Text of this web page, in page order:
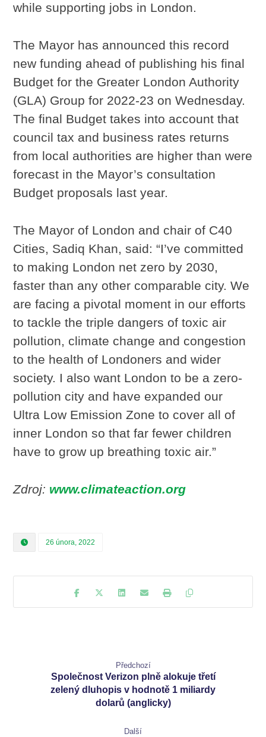
while supporting jobs in London.
The Mayor has announced this record
new funding ahead of publishing his final
Budget for the Greater London Authority
(GLA) Group for 2022-23 on Wednesday.
The final Budget takes into account that
council tax and business rates returns
from local authorities are higher than were
forecast in the Mayor’s consultation
Budget proposals last year.
The Mayor of London and chair of C40
Cities, Sadiq Khan, said: “I’ve committed
to making London net zero by 2030,
faster than any other comparable city. We
are facing a pivotal moment in our efforts
to tackle the triple dangers of toxic air
pollution, climate change and congestion
to the health of Londoners and wider
society. I also want London to be a zero-
pollution city and have expanded our
Ultra Low Emission Zone to cover all of
inner London so that far fewer children
have to grow up breathing toxic air.”
Zdroj: www.climateaction.org
26 února, 2022
Předchozí
Společnost Verizon plně alokuje třetí
zelený dluhopis v hodnotě 1 miliardy
dolarů (anglicky)
Další